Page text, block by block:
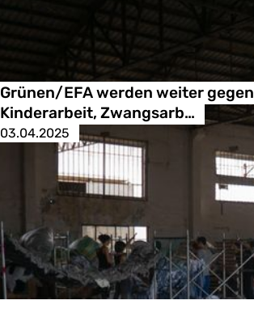
Grünen/EFA werden weiter gegen
Kinderarbeit, Zwangsarb…
03.04.2025